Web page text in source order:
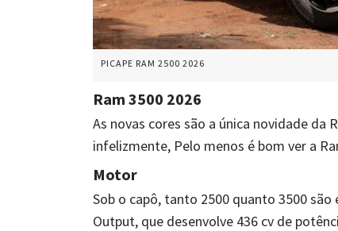
PICAPE RAM 2500 2026
Ram 3500 2026
As novas cores são a única novidade da
infelizmente, Pelo menos é bom ver a
Motor
Sob o capô, tanto 2500 quanto 3500
Output, que desenvolve 436 cv de